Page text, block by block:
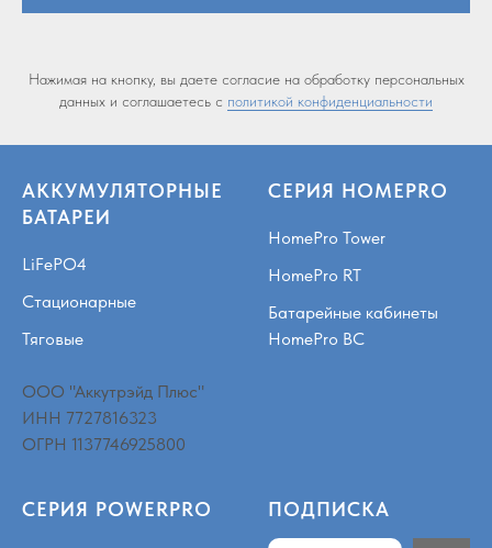
Нажимая на кнопку, вы даете согласие на обработку персональных
данных и соглашаетесь c политикой конфиденциальности
АККУМУЛЯТОРНЫЕ
БАТАРЕИ
LiFePO4
Стационарные
Тяговые
ООО "Аккутрэйд Плюс"
ИНН 7727816323
ОГРН 1137746925800
СЕРИЯ HOMEPRO
HomePro Tower
HomePro RT
Батарейные кабинеты
HomePro BC
СЕРИЯ POWERPRO ПОДПИСКА